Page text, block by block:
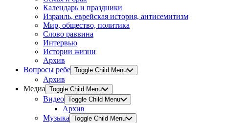
Календарь и праздники
Израиль, еврейская история, антисемитизм
Мир, общество, политика
Слово раввина
Интервью
Истории жизни
Архив
Вопросы ребе Toggle Child Menu
Архив
Медиа Toggle Child Menu
Видео Toggle Child Menu
Архив
Музыка Toggle Child Menu